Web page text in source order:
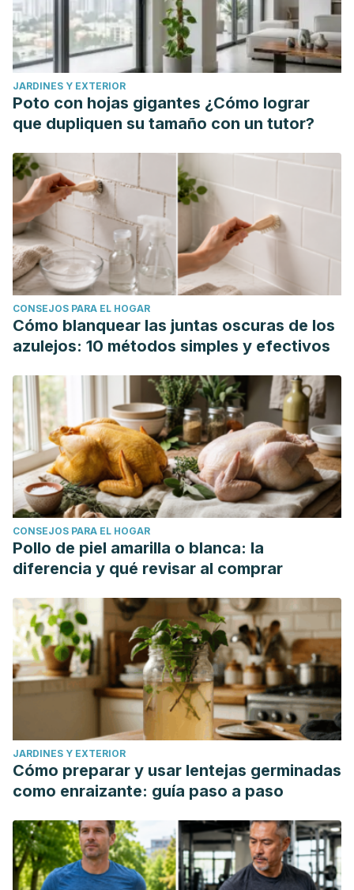
JARDINES Y EXTERIOR
Poto con hojas gigantes ¿Cómo lograr
que dupliquen su tamaño con un tutor?
CONSEJOS PARA EL HOGAR
Cómo blanquear las juntas oscuras de los
azulejos: 10 métodos simples y efectivos
CONSEJOS PARA EL HOGAR
Pollo de piel amarilla o blanca: la
diferencia y qué revisar al comprar
JARDINES Y EXTERIOR
Cómo preparar y usar lentejas germinadas
como enraizante: guía paso a paso